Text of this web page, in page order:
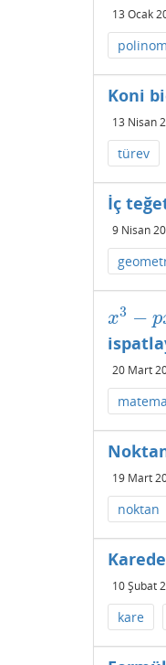
13 Ocak
Koni
13 Nisan
türev
İç
9 Nisan
x3 − p
x3− px 2
20 Mart
19 Mart
noktan
10 Şubat
kare